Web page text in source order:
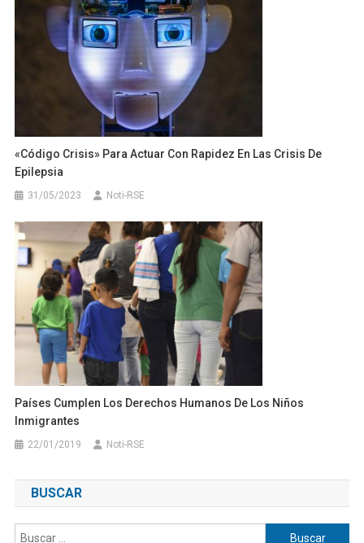
«Código Crisis» Para Actuar Con Rapidez En Las Crisis De
Epilepsia
31/05/2023 Noti-RSE
Países Cumplen Los Derechos Humanos De Los Niños
Inmigrantes
22/01/2019 Noti-RSE
BUSCAR
Buscar: